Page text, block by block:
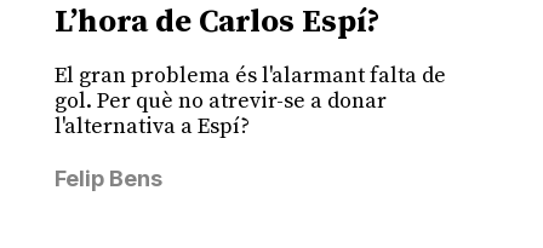
L’hora de Carlos Espí?
El gran problema és l'alarmant falta de
gol. Per què no atrevir-se a donar
l'alternativa a Espí?
Felip Bens